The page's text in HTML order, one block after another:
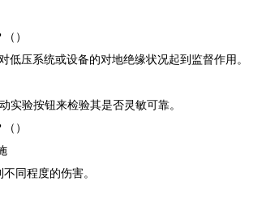
）
压系统或设备的对地绝缘状况起到监督作用。
实验按钮来检验其是否灵敏可靠。
）
同程度的伤害。